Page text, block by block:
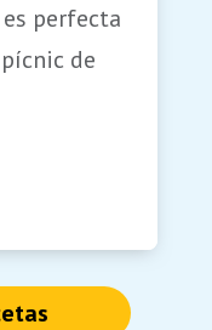
perfecta
de